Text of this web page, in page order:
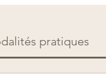
pratiques